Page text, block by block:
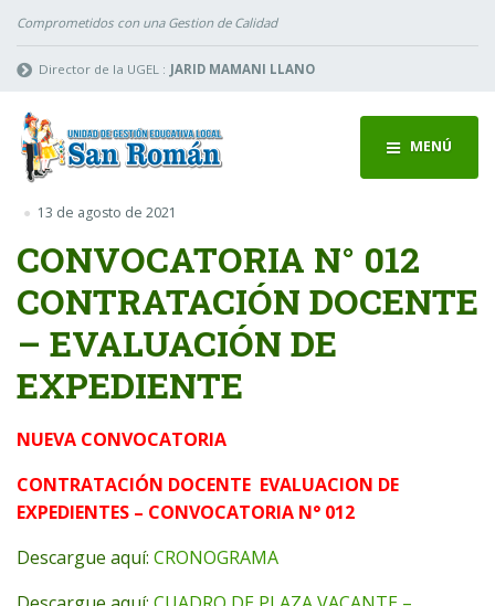
Comprometidos con una Gestion de Calidad
Director de la UGEL : JARID MAMANI LLANO
MENÚ
13 de agosto de 2021
CONVOCATORIA N° 012
CONTRATACIÓN DOCENTE
– EVALUACIÓN DE
EXPEDIENTE
NUEVA CONVOCATORIA
CONTRATACIÓN DOCENTE EVALUACION DE
EXPEDIENTES – CONVOCATORIA N° 012
Descargue aquí: CRONOGRAMA